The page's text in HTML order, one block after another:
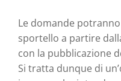
Le domande
sportello a partire
con la pubblicazione
Si tratta dunque di